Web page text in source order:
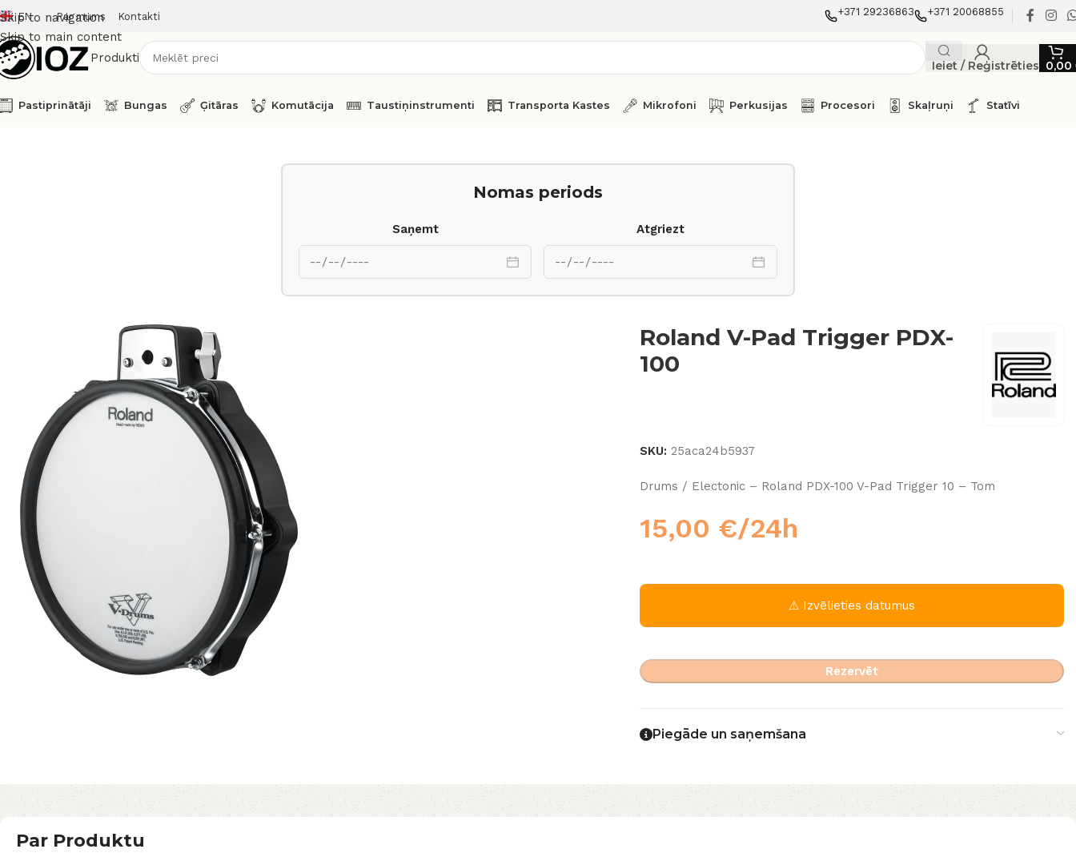
Skip to navigation
Skip to main content
EN Par mums Kontakti +371 29236863 +371 20068855
Produkti
Ieiet / Reģistrēties 0,00
Pastiprinātāji Bungas Ģitāras Komutācija Taustiņinstrumenti Transporta Kastes Mikrofoni Perkusijas Procesori Skaļruņi Statīvi
Nomas periods
Saņemt Atgriezt
Roland V-Pad Trigger PDX-
100
SKU: 25aca24b5937
Drums / Electonic – Roland PDX-100 V-Pad Trigger 10 – Tom
15,00 €/24h
⚠ Izvēlieties datumus
Rezervēt
Piegāde un saņemšana
Par Produktu